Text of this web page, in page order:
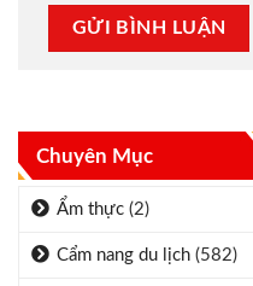
Chuyên Mục
Ẩm thực (2)
Cẩm nang du lịch (582)